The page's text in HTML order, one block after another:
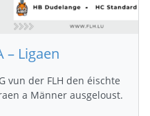
– Ligaen
vun der FLH den éischte
a Männer ausgeloust.